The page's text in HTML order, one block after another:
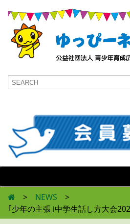
> NEWS
>
｢少年の主張｣中学生話し方大会